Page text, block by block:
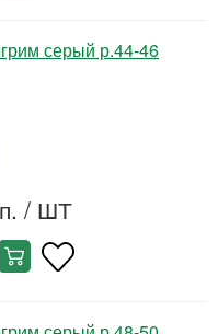
серый р.44-46
/ ШТ